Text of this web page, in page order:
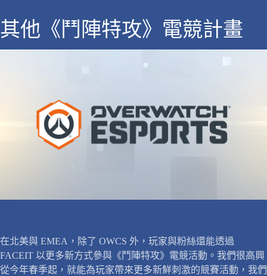
其他《鬥陣特攻》電競計畫
在北美與 EMEA，除了 OWCS 外，玩家與粉絲還能透過
FACEIT 以更多新方式參與《鬥陣特攻》電競活動。我們很高興
從今年春季起，就能為玩家帶來更多新鮮刺激的競賽活動，我們